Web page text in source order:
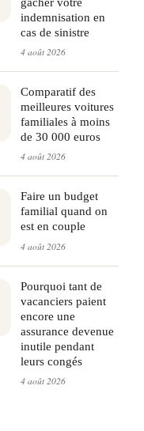
indemnisation en
cas de sinistre
4 août 2026
Comparatif des
meilleures voitures
familiales à moins
de 30 000 euros
4 août 2026
Faire un budget
familial quand on
est en couple
4 août 2026
Pourquoi tant de
vacanciers paient
encore une
assurance devenue
inutile pendant
leurs congés
4 août 2026